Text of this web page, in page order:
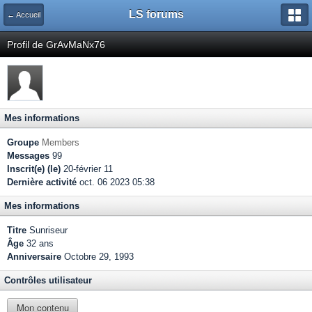
← Accueil LS forums
Profil de GrAvMaNx76
Mes informations
Groupe Members
Messages 99
Inscrit(e) (le) 20-février 11
Dernière activité oct. 06 2023 05:38
Mes informations
Titre Sunriseur
Âge 32 ans
Anniversaire Octobre 29, 1993
Contrôles utilisateur
Mon contenu